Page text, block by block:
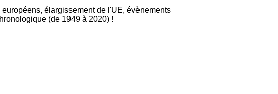
élargissement de l'UE, évènements
(de 1949 à 2020) !